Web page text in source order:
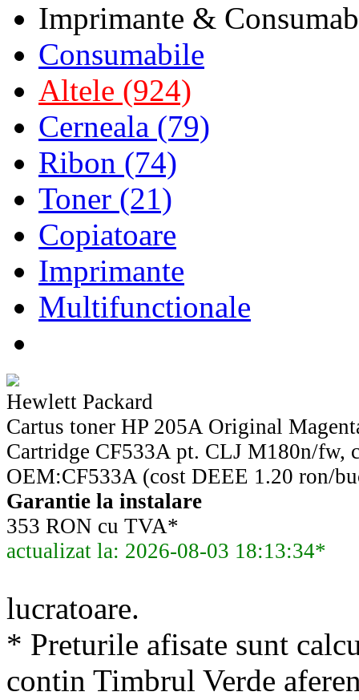
Imprimante &
Consumabile
Altele (924)
Cerneala (79)
Ribon (74)
Toner (21)
Copiatoare
Imprimante
Multifunctionale
Hewlett Packard
Cartus toner HP 205A Original
Cartridge CF533A pt. CLJ M180n/fw,
OEM:CF533A (cost DEEE 1.20 ron/
Garantie la instalare
353 RON cu TVA*
actualizat la: 2026-08-03 18:13:34*
lucratoare.
* Preturile afisate sunt
contin Timbrul Verde